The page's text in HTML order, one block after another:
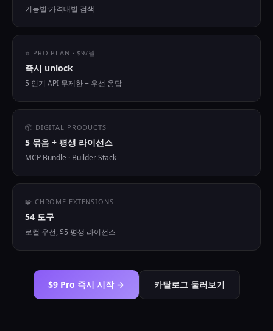
기능별·가격대별 검색
⭐ PRO PLAN · $9/월
즉시 unlock
5 인기 API 무제한 + 우선 응답
📦 DIGITAL PRODUCTS
5 묶음 + 평생 라이선스
MCP Bundle · Builder Stack
🧩 CHROME EXTENSIONS
54 도구
로컬 우선, $5 평생 라이선스
$9 Pro 즉시 시작 → 카탈로그 둘러보기